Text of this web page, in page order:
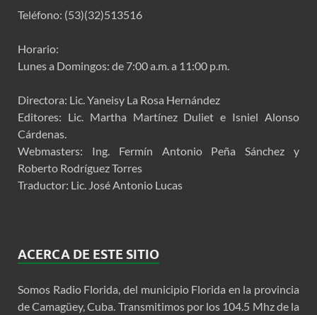
Teléfono: (53)(32)513516
Horario:
Lunes a Domingos: de 7:00 a.m. a 11:00 p.m.
Directora: Lic. Yaneisy La Rosa Hernández
Editores: Lic. Martha Martínez Duliet e Isniel Alonso
Cárdenas.
Webmasters: Ing. Fermín Antonio Peña Sánchez y
Roberto Rodríguez Torres
Traductor: Lic. José Antonio Lucas
ACERCA DE ESTE SITIO
Somos Radio Florida, del municipio Florida en la provincia
de Camagüey, Cuba. Transmitimos por los 104.5 Mhz de la